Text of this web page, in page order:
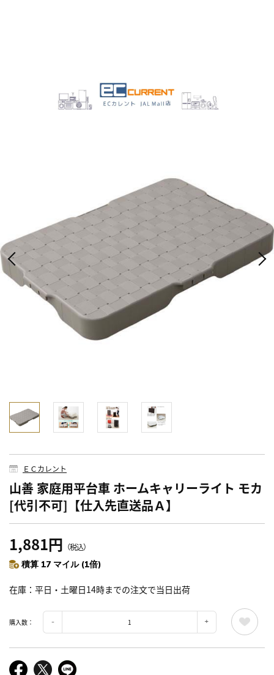
ＥＣカレント
山善 家庭用平台車 ホームキャリーライト モカ
[代引不可]【仕入先直送品Ａ】
1,881円 （税込）
積算 17 マイル (1倍)
在庫 平日・土曜日14時までの注文で当日出荷
購入数：